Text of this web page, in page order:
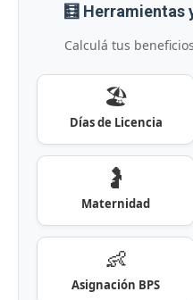
🧮 Herramientas
Calculá tus
🏖️
Días de Licencia
🤰
Maternidad
👶
Asignación BPS